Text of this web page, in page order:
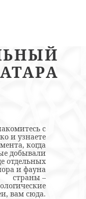
с
и узнаете
когда
добывали
отдельных
и фауна
страны –
вам сюда.